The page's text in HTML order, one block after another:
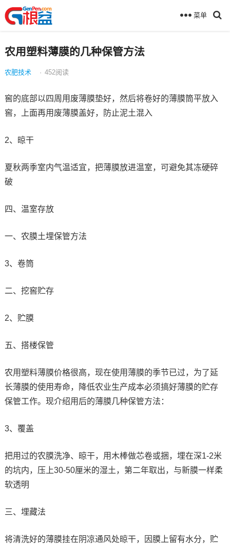
菜单
农用塑料薄膜的几种保管方法
农肥技术 · 452阅读
窖的底部以四周用废薄膜垫好，然后将卷好的薄膜筒平放入
窖，上面再用废薄膜盖好，防止泥土混入
2、晾干
夏秋两季室内气温适宜，把薄膜放进温室，可避免其冻硬碎
破
四、温室存放
一、农膜土埋保管方法
3、卷筒
二、挖窖贮存
2、贮膜
五、搭楼保管
农用塑料薄膜价格很高，现在使用薄膜的季节已过，为了延
长薄膜的使用寿命，降低农业生产成本必须搞好薄膜的贮存
保管工作。现介绍用后的薄膜几种保管方法：
3、覆盖
把用过的农膜洗净、晾干，用木棒做芯卷或捆，埋在深1-2米
的坑内，压上30-50厘米的湿土，第二年取出，与新膜一样柔
软透明
三、埋藏法
将清洗好的薄膜挂在阴凉通风处晾干，因膜上留有水分，贮